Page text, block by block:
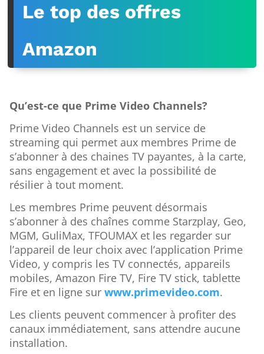
Le top des offres
Amazon
Qu’est-ce que Prime Video Channels?
Prime Video Channels est un service de
streaming qui permet aux membres Prime de
s’abonner à des chaines TV payantes, à la carte,
sans engagement et avec la possibilité de
résilier à tout moment.
Les membres Prime peuvent désormais
s’abonner à des chaînes comme Starzplay, Geo,
MGM, GuliMax, TFOUMAX et les regarder sur
l’appareil de leur choix avec l’application Prime
Video, y compris les TV connectés, appareils
mobiles, Amazon Fire TV, Fire TV stick, tablette
Fire et en ligne surwww.primevideo.com.
Les clients peuvent commencer à profiter des
canaux immédiatement, sans attendre aucune
installation.